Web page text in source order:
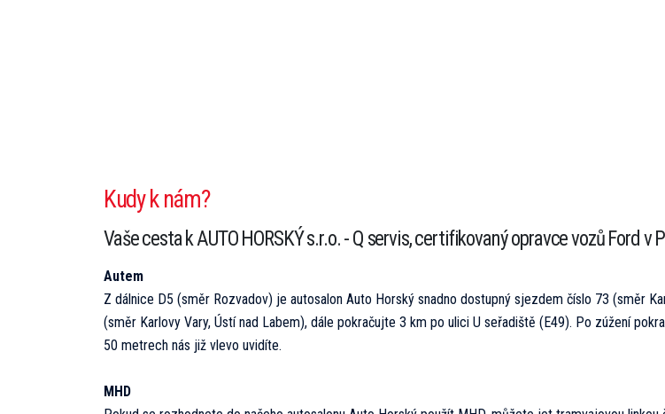
Kudy k nám?
Vaše cesta k AUTO HORSKÝ s.r.o. - Q servis, certifikovaný opravce vozů Ford v
Autem
Z dálnice D5 (směr Rozvadov) je autosalon Auto Horský snadno dostupný sjezdem číslo 73 (směr
(směr Karlovy Vary, Ústí nad Labem), dále pokračujte 3 km po ulici U seřadiště (E49). Po zúžení
50 metrech nás již vlevo uvidíte.
MHD